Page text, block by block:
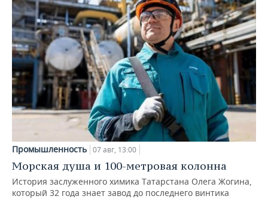
Промышленность 07 авг, 13:00
Морская душа и 100-метровая колонна
История заслуженного химика Татарстана Олега Жогина,
который 32 года знает завод до последнего винтика